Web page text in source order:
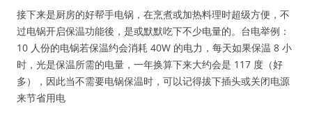
接下来是厨房的好帮手电锅，在烹煮或加热料理时超级方便，不
过电锅开启保温功能後，是或默默吃下不少电量的。台电举例：
10 人份的电锅若保温约会消耗 40W 的电力，每天如果保温 8 小
时，光是保温所需的电量，一年换算下来大约会是 117 度（好
多），因此当不需要电锅保温时，可以记得拔下插头或关闭电源
来节省用电